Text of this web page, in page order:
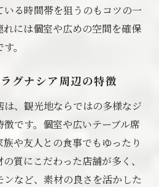
グナシア近くの楽しみ方
生日や記念日を祝うコツ
焼肉店の選び方とは
を演出するアイデア集
に焼肉で思い出作りを
る時間帯を狙うのもコツの一
には個室や広めの空間を確保
。
グナシア周辺の特徴
は、観光地ならではの多様なジ
です。個室や広いテーブル席
や友人との食事でもゆったり
質にこだわった店舗が多く、
など、素材の良さを活かした